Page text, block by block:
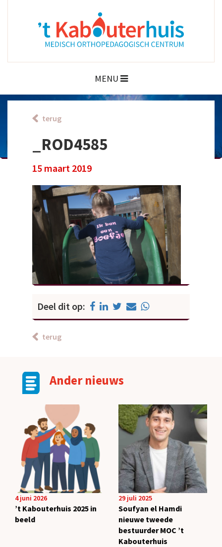
MENU
terug
_ROD4585
15 maart 2019
Deel dit op:
terug
Ander nieuws
4 juni 2026
’t Kabouterhuis 2025 in
beeld
29 juli 2025
Soufyan el Hamdi
nieuwe tweede
bestuurder MOC ’t
Kabouterhuis